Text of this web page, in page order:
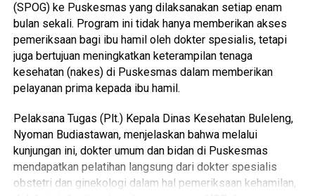
Advertisements
Advertisements
Advertisements
Dalam pelaksanaan Safari Kesehatan, tim kesehatan juga
memberikan edukasi dan penyuluhan tentang kesehatan
kepada warga terdampak, termasuk cara pencegahan
penyakit yang umum terjadi pasca-banjir seperti diare dan
penyakit kulit. Selain itu, dilakukan juga distribusi obat-
pelayanan kesehatan di lokasi pengungsian.
Dengan upaya ini, Dinkes Denpasar berharap dapat
meminimalisir risiko kesehatan bagi warga terdampak
banjir dan memberikan pelayanan kesehatan yang
(SPOG) ke Puskesmas yang dilaksanakan setiap enam
bulan sekali. Program ini tidak hanya memberikan akses
pemeriksaan bagi ibu hamil oleh dokter spesialis, tetapi
juga bertujuan meningkatkan keterampilan tenaga
kesehatan (nakes) di Puskesmas dalam memberikan
pelayanan prima kepada ibu hamil.
Pelaksana Tugas (Plt.) Kepala Dinas Kesehatan Buleleng,
Nyoman Budiastawan, menjelaskan bahwa melalui
kunjungan ini, dokter umum dan bidan di Puskesmas
mendapatkan pelatihan langsung dari dokter spesialis
obstetri dan ginekologi dalam hal pemeriksaan kehamilan,